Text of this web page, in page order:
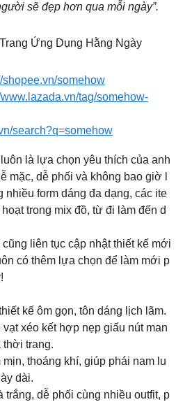
sẽ đẹp hơn qua mỗi ngày”.
Ứng Dụng Hằng Ngày
shopee.vn/somehow
www.lazada.vn/tag/somehow-
search?q=somehow
là lựa chọn yêu thích của anh
mặc, dễ phối và không bao giờ l
nhiều form dáng đa dạng, các ite
trong mix đồ, từ đi làm đến d
liên tục cập nhật thiết kế mới
có thêm lựa chọn để làm mới p
kế ôm gọn, tôn dáng lịch lãm.
xéo kết hợp nẹp giấu nút man
thời trang.
thoáng khí, giúp phái nam lu
dài.
trắng, dễ phối cùng nhiều outfit, p